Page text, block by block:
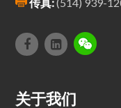
关于我们